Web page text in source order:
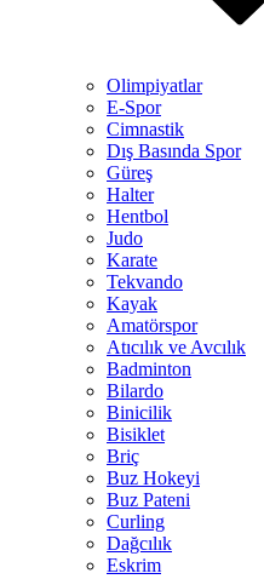
Olimpiyatlar
E-Spor
Cimnastik
Dış Basında Spor
Güreş
Halter
Hentbol
Judo
Karate
Tekvando
Kayak
Amatörspor
Atıcılık ve Avcılık
Badminton
Bilardo
Binicilik
Bisiklet
Briç
Buz Hokeyi
Buz Pateni
Curling
Dağcılık
Eskrim